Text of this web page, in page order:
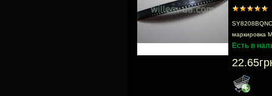
маркировка
Есть в